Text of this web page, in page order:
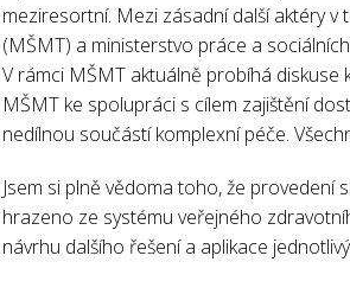
meziresortní. Mezi zásadní další aktéry
(MŠMT) a ministerstvo práce a
V rámci MŠMT aktuálně probíhá
MŠMT ke spolupráci s cílem zajištění
nedílnou součástí komplexní péče.
Jsem si plně vědoma toho, že provedení
hrazeno ze systému veřejného
návrhu dalšího řešení a aplikace